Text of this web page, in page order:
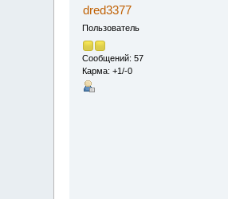
dred3377
Пользователь
Сообщений: 57
Карма: +1/-0